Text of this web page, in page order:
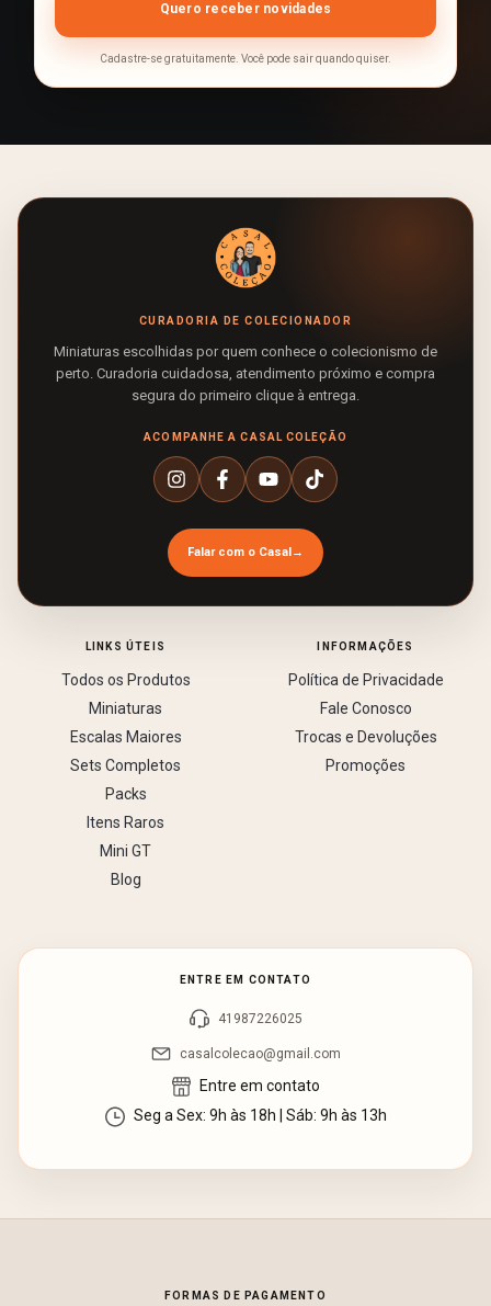
Cadastre-se gratuitamente. Você pode sair quando quiser.
CURADORIA DE COLECIONADOR
Miniaturas escolhidas por quem conhece o colecionismo de
perto. Curadoria cuidadosa, atendimento próximo e compra
segura do primeiro clique à entrega.
ACOMPANHE A CASAL COLEÇÃO
Falar com o Casal →
LINKS ÚTEIS
Todos os Produtos
Miniaturas
Escalas Maiores
Sets Completos
Packs
Itens Raros
Mini GT
Blog
INFORMAÇÕES
Política de Privacidade
Fale Conosco
Trocas e Devoluções
Promoções
ENTRE EM CONTATO
41987226025
casalcolecao@gmail.com
Entre em contato
Seg a Sex: 9h às 18h | Sáb: 9h às 13h
FORMAS DE PAGAMENTO